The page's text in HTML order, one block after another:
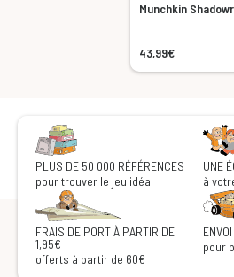
Munchkin
43,99€
PLUS DE 50 000 RÉFÉRENCES
pour trouver le jeu idéal
UNE
à
FRAIS DE PORT À PARTIR DE
1,95€
offerts à partir de 60€
pour